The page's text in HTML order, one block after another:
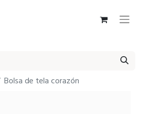
Bolsa de tela corazón